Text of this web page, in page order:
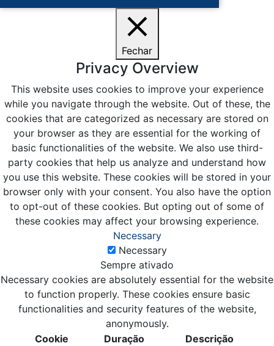
Fechar
Privacy Overview
This website uses cookies to improve your experience
while you navigate through the website. Out of these, the
cookies that are categorized as necessary are stored on
your browser as they are essential for the working of
basic functionalities of the website. We also use third-
party cookies that help us analyze and understand how
you use this website. These cookies will be stored in your
browser only with your consent. You also have the option
to opt-out of these cookies. But opting out of some of
these cookies may affect your browsing experience.
Necessary
Necessary
Sempre ativado
Necessary cookies are absolutely essential for the website
to function properly. These cookies ensure basic
functionalities and security features of the website,
anonymously.
Cookie
Duração Descrição